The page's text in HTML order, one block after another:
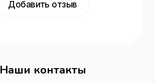
Добавить отзыв
Наши контакты